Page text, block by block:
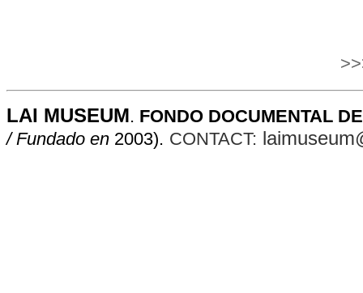
LAI MUSEUM. FONDO DOCUMENTAL
/ Fundado en 2003). CONTACT: